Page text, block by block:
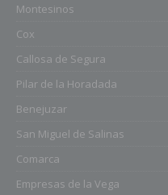
Montesinos
Cox
Callosa de Segura
Pilar de la Horadada
Benejuzar
San Miguel de Salinas
Comarca
Empresas de la Vega